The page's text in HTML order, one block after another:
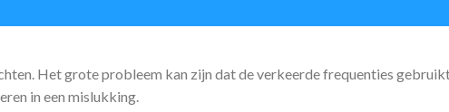
Het grote probleem kan zijn dat de verkeerde frequenties
in een mislukking.